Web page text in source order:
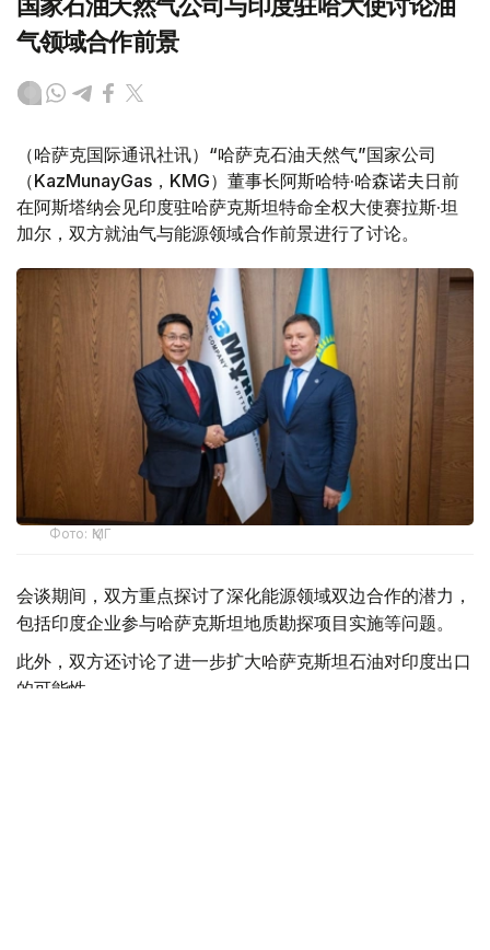
国家石油天然气公司与印度驻哈大使讨论油
气领域合作前景
（哈萨克国际通讯社讯）“哈萨克石油天然气”国家公司
（KazMunayGas，KMG）董事长阿斯哈特·哈森诺夫日前
在阿斯塔纳会见印度驻哈萨克斯坦特命全权大使赛拉斯·坦
加尔，双方就油气与能源领域合作前景进行了讨论。
Фото: ҚМГ
会谈期间，双方重点探讨了深化能源领域双边合作的潜力，
包括印度企业参与哈萨克斯坦地质勘探项目实施等问题。
此外，双方还讨论了进一步扩大哈萨克斯坦石油对印度出口
的可能性。